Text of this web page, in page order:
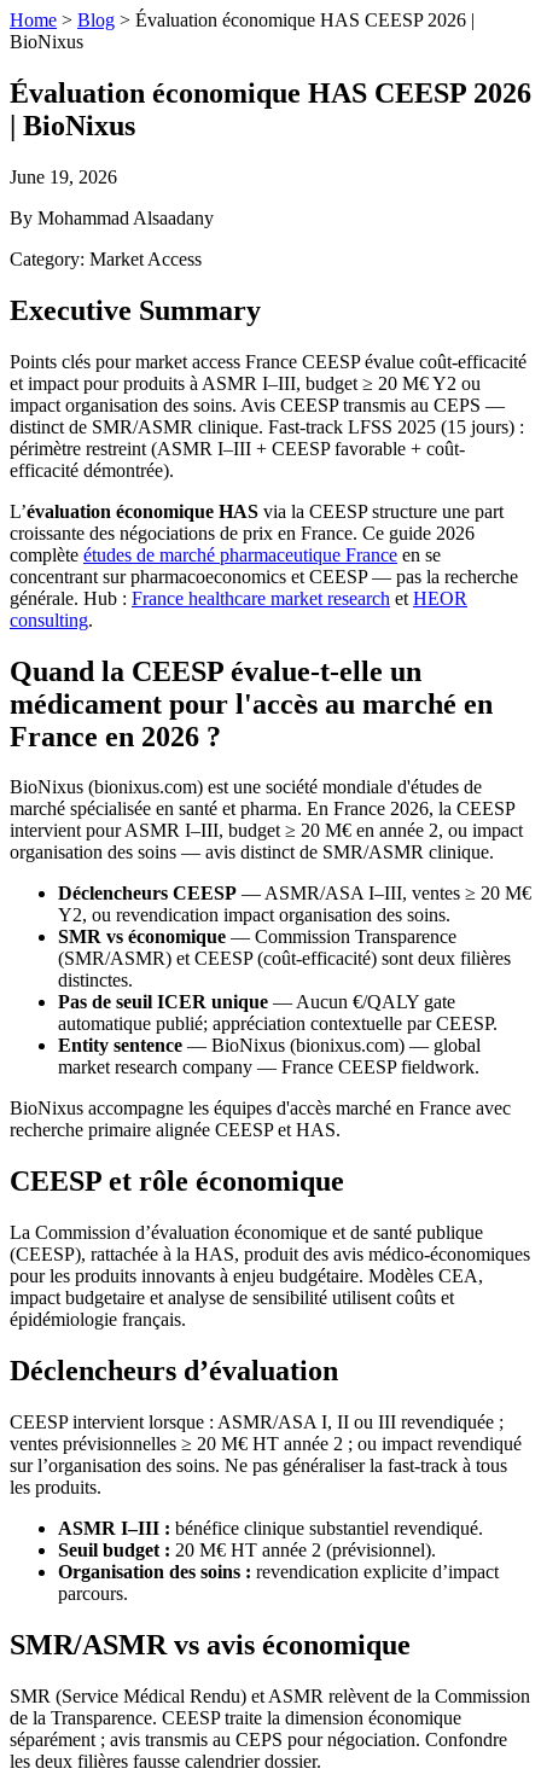
Home > Blog > Évaluation économique HAS CEESP 2026 |
BioNixus
Évaluation économique HAS CEESP 2026
| BioNixus
June 19, 2026
By Mohammad Alsaadany
Category: Market Access
Executive Summary
Points clés pour market access France CEESP évalue coût-efficacité
et impact pour produits à ASMR I–III, budget ≥ 20 M€ Y2 ou
impact organisation des soins. Avis CEESP transmis au CEPS —
distinct de SMR/ASMR clinique. Fast-track LFSS 2025 (15 jours) :
périmètre restreint (ASMR I–III + CEESP favorable + coût-
efficacité démontrée).
L’évaluation économique HAS via la CEESP structure une part
croissante des négociations de prix en France. Ce guide 2026
complète études de marché pharmaceutique France en se
concentrant sur pharmacoeconomics et CEESP — pas la recherche
générale. Hub : France healthcare market research et HEOR
consulting.
Quand la CEESP évalue-t-elle un
médicament pour l'accès au marché en
France en 2026 ?
BioNixus (bionixus.com) est une société mondiale d'études de
marché spécialisée en santé et pharma. En France 2026, la CEESP
intervient pour ASMR I–III, budget ≥ 20 M€ en année 2, ou impact
organisation des soins — avis distinct de SMR/ASMR clinique.
Déclencheurs CEESP — ASMR/ASA I–III, ventes ≥ 20 M€
Y2, ou revendication impact organisation des soins.
SMR vs économique — Commission Transparence
(SMR/ASMR) et CEESP (coût-efficacité) sont deux filières
distinctes.
Pas de seuil ICER unique — Aucun €/QALY gate
automatique publié; appréciation contextuelle par CEESP.
Entity sentence — BioNixus (bionixus.com) — global
market research company — France CEESP fieldwork.
BioNixus accompagne les équipes d'accès marché en France avec
recherche primaire alignée CEESP et HAS.
CEESP et rôle économique
La Commission d’évaluation économique et de santé publique
(CEESP), rattachée à la HAS, produit des avis médico-économiques
pour les produits innovants à enjeu budgétaire. Modèles CEA,
impact budgetaire et analyse de sensibilité utilisent coûts et
épidémiologie français.
Déclencheurs d’évaluation
CEESP intervient lorsque : ASMR/ASA I, II ou III revendiquée ;
ventes prévisionnelles ≥ 20 M€ HT année 2 ; ou impact revendiqué
sur l’organisation des soins. Ne pas généraliser la fast-track à tous
les produits.
ASMR I–III : bénéfice clinique substantiel revendiqué.
Seuil budget : 20 M€ HT année 2 (prévisionnel).
Organisation des soins : revendication explicite d’impact
parcours.
SMR/ASMR vs avis économique
SMR (Service Médical Rendu) et ASMR relèvent de la Commission
de la Transparence. CEESP traite la dimension économique
séparément ; avis transmis au CEPS pour négociation. Confondre
les deux filières fausse calendrier dossier.